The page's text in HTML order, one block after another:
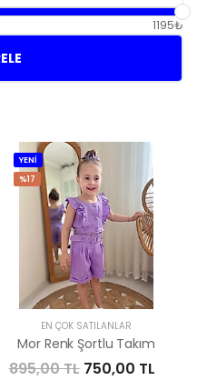
1195₺
YENİ
%17
EN ÇOK SATILANLAR
Mor Renk Şortlu Takım
895,00 TL 750,00 TL